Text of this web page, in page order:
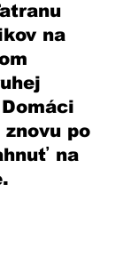
na
po
na